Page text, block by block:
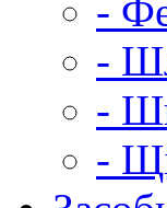
-
-
-
-